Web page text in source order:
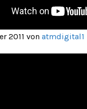
2011 von atmdigital1